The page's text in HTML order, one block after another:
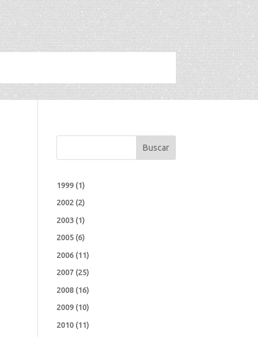
Buscar
1999 (1)
2002 (2)
2003 (1)
2005 (6)
2006 (11)
2007 (25)
2008 (16)
2009 (10)
2010 (11)